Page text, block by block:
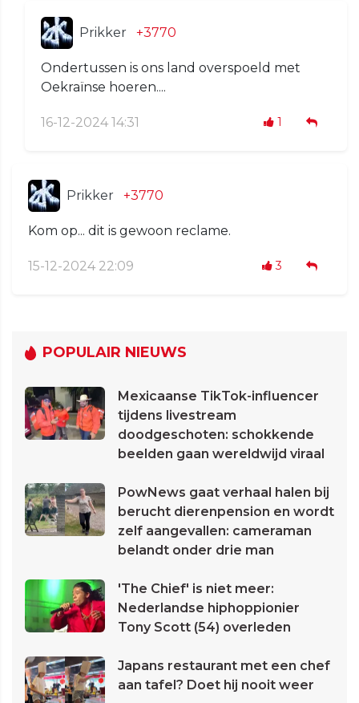
Prikker +3770
Ondertussen is ons land overspoeld met
Oekraïnse hoeren....
16-12-2024 14:31 1
Prikker +3770
Kom op... dit is gewoon reclame.
15-12-2024 22:09 3
POPULAIR NIEUWS
Mexicaanse TikTok-influencer
tijdens livestream
doodgeschoten: schokkende
beelden gaan wereldwijd viraal
PowNews gaat verhaal halen bij
berucht dierenpension en wordt
zelf aangevallen: cameraman
belandt onder drie man
'The Chief' is niet meer:
Nederlandse hiphoppionier
Tony Scott (54) overleden
Japans restaurant met een chef
aan tafel? Doet hij nooit weer